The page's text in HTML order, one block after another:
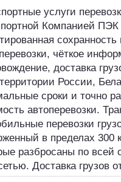
услуги
Компанией ПЭК
чёткое
доставка
России,
сроки и точно
автоперевозки.
перевозки
в пределах 300
разбросаны по всей
Доставка грузов